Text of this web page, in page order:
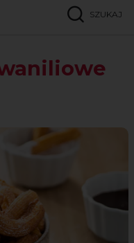
SZUKAJ
serwisie Facebook